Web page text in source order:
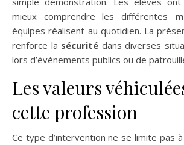
mieux comprendre les différentes
équipes réalisent au quotidien. La
renforce la sécurité dans diverses
lors d’événements publics ou de
Les valeurs
cette profession
Ce type d’intervention ne se limite pas